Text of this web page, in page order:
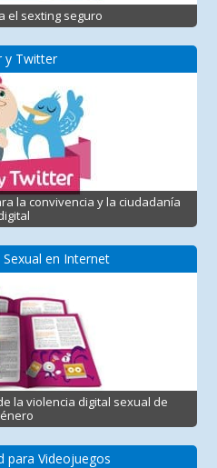
el sexting seguro
y Twitter
la convivencia y la ciudadanía
Sexual en Internet
la violencia digital sexual de
para Videojuegos